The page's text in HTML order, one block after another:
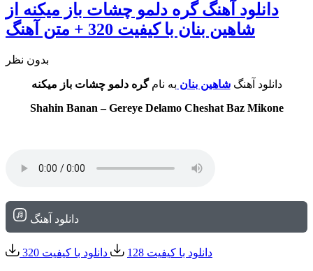
دانلود آهنگ گره دلمو چشات باز میکنه از
شاهین بنان با کیفیت 320 + متن آهنگ
بدون نظر
دانلود آهنگشاهین بنان به نامگره دلمو چشات باز میکنه
Shahin Banan – Gereye Delamo Cheshat Baz Mikone
دانلود آهنگ
دانلود با کیفیت 128 دانلود با کیفیت 320